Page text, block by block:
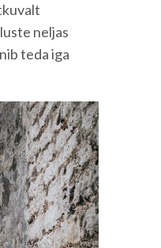
neljas
teda iga